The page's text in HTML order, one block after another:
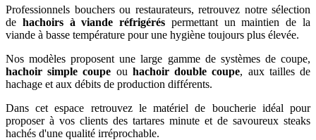
Professionnels bouchers ou restaurateurs, retrouvez notre sélection
de hachoirs à viande réfrigérés permettant un maintien de la
viande à basse température pour une hygiène toujours plus élevée.
Nos modèles proposent une large gamme de systèmes de coupe,
hachoir simple coupe ou hachoir double coupe, aux tailles de
hachage et aux débits de production différents.
Dans cet espace retrouvez le matériel de boucherie idéal pour
proposer à vos clients des tartares minute et de savoureux steaks
hachés d'une qualité irréprochable.